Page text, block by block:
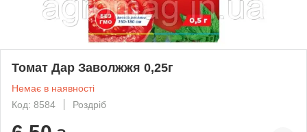
Томат Дар Заволжжя 0,25г
Немає в наявності
Код: 8584
Роздріб